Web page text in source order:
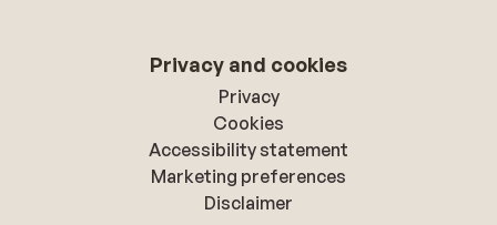
Privacy and cookies
Privacy
Cookies
Accessibility statement
Marketing preferences
Disclaimer